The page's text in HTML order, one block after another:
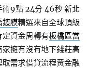
術9點 24分 46秒 新北
鍍膜精選來自全球頂級
定資金周轉有板橋區當
擁有沒有地下錢莊高
取需求借貸流程黃金融